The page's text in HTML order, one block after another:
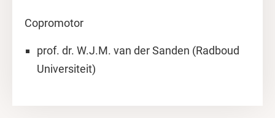
Copromotor
prof. dr. W.J.M. van der Sanden (Radboud
Universiteit)